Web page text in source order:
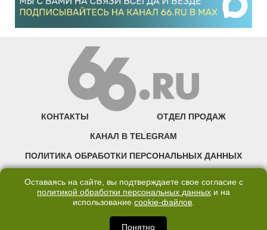
КОНТАКТЫ ОТДЕЛ ПРОДАЖ
КАНАЛ В TELEGRAM
ПОЛИТИКА ОБРАБОТКИ ПЕРСОНАЛЬНЫХ ДАННЫХ
©2007—2025 66.RU. Воспроизведение, сообщение, доведение до всеобщего
правообладателя запрещено. Сетевое издание «Современный портал
Оставаясь на сайте, вы подтверждаете свое согласие с
политикой обработки персональных данных и на
использование cookie-файлов.
Понятно